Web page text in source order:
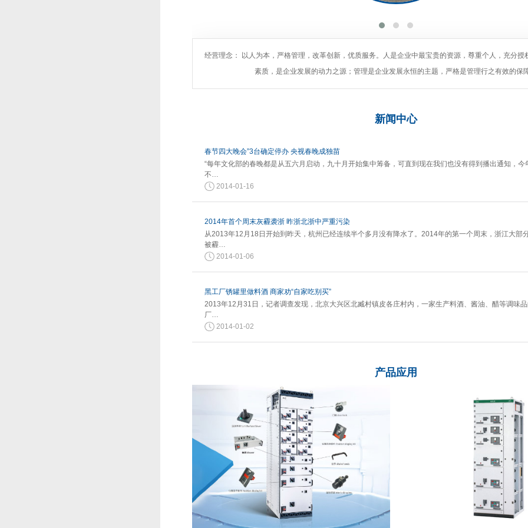
经营理念： 以人为本，严格管理，改革创新，优质服务。人是企业中最宝贵的资源，尊重个人，充分授
素质，是企业发展的动力之源；管理是企业发展永恒的主题，严格是管理行之有效的保
新闻 中心
春节四大晚会”3台确定停办 央视春晚成独苗
“每年文化部的春晚都是从五六月启动，九十月开始集中筹备，可直到现在我们也没有得到播出通知，今
不…
2014-01-16
2014年首个周末灰霾袭浙 昨浙北浙中严重污染
从2013年12月18日开始到昨天，杭州已经连续半个多月没有降水了。2014年的第一个周末，浙江大部
被霾…
2014-01-06
黑工厂锈罐里做料酒 商家劝“自家吃别买”
2013年12月31日，记者调查发现，北京大兴区北臧村镇皮各庄村内，一家生产料酒、酱油、醋等调味品
厂…
2014-01-02
产品应用